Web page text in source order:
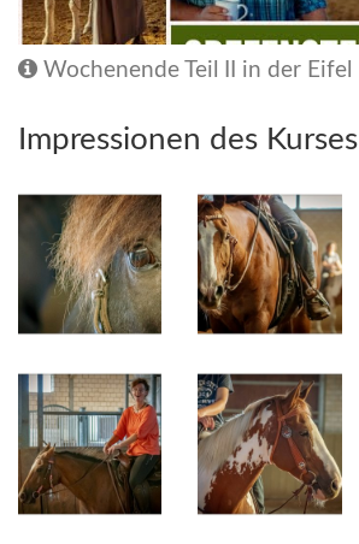
Wochenende Teil II in der Eifel
Impressionen des Kurses